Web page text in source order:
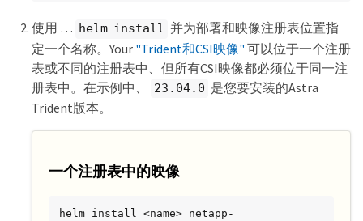
使用 …​ helm install 并为部署和映像注册表位置指
定一个名称。Your "Trident和CSI映像" 可以位于一个注册
表或不同的注册表中、但所有CSI映像都必须位于同一注
册表中。在示例中、
23.04.0 是您要安装的Astra
Trident版本。
一个注册表中的映像
helm install <name> netapp-